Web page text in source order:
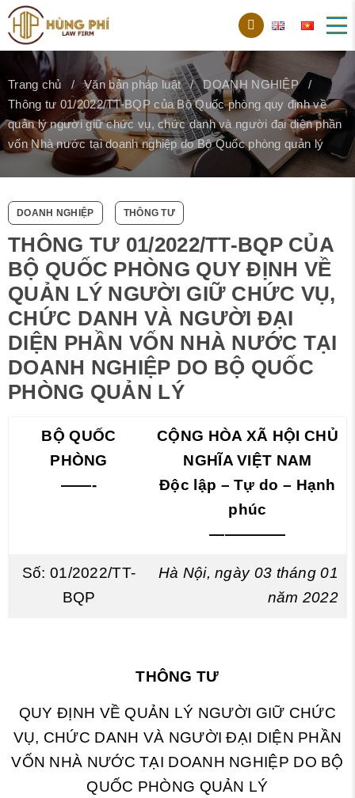
Trang chủ Văn bản pháp luật
DOANH NGHIỆP
Thông tư 01/2022/TT-BQP của Bộ Quốc phòng quy định về
quản lý người giữ chức vụ, chức danh và người đại diện phần
vốn Nhà nước tại doanh nghiệp do Bộ Quốc phòng quản lý
DOANH NGHIỆP THÔNG TƯ
THÔNG TƯ 01/2022/TT-BQP CỦA
BỘ QUỐC PHÒNG QUY ĐỊNH VỀ
QUẢN LÝ NGƯỜI GIỮ CHỨC VỤ,
CHỨC DANH VÀ NGƯỜI ĐẠI
DIỆN PHẦN VỐN NHÀ NƯỚC TẠI
DOANH NGHIỆP DO BỘ QUỐC
PHÒNG QUẢN LÝ
BỘ QUỐC
PHÒNG
——-
CỘNG HÒA XÃ HỘI CHỦ
NGHĨA VIỆT NAM
Độc lập – Tự do – Hạnh
phúc
—————
Số: 01/2022/TT-
BQP
Hà Nội, ngày 03 tháng 01
năm 2022
THÔNG TƯ
QUY ĐỊNH VỀ QUẢN LÝ NGƯỜI GIỮ CHỨC
VỤ, CHỨC DANH VÀ NGƯỜI ĐẠI DIỆN PHẦN
VỐN NHÀ NƯỚC TẠI DOANH NGHIỆP DO BỘ
QUỐC PHÒNG QUẢN LÝ